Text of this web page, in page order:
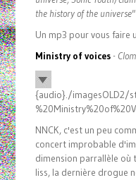
the history of the universe"
Un mp3 pour vous faire
Ministry of voices-
{audio}./imagesOLD2/
NNCK, c'est un peu
concert improbable
dimension parrallèle où
liss, la dernière drogue